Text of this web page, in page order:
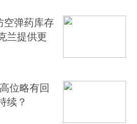
空弹药库存
兰提供更
位略有回
续？